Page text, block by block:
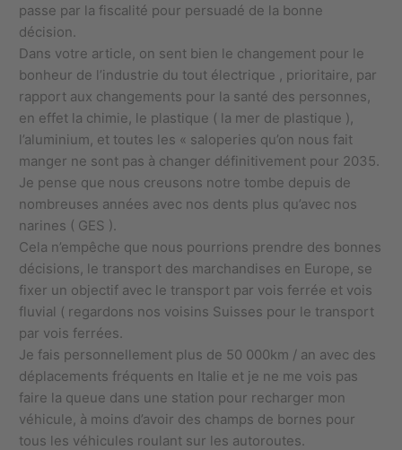
passe par la fiscalité pour persuadé de la bonne
décision.
Dans votre article, on sent bien le changement pour le
bonheur de l’industrie du tout électrique , prioritaire, par
rapport aux changements pour la santé des personnes,
en effet la chimie, le plastique ( la mer de plastique ),
l’aluminium, et toutes les « saloperies qu’on nous fait
manger ne sont pas à changer définitivement pour 2035.
Je pense que nous creusons notre tombe depuis de
nombreuses années avec nos dents plus qu’avec nos
narines ( GES ).
Cela n’empêche que nous pourrions prendre des bonnes
décisions, le transport des marchandises en Europe, se
fixer un objectif avec le transport par vois ferrée et vois
fluvial ( regardons nos voisins Suisses pour le transport
par vois ferrées.
Je fais personnellement plus de 50 000km / an avec des
déplacements fréquents en Italie et je ne me vois pas
faire la queue dans une station pour recharger mon
véhicule, à moins d’avoir des champs de bornes pour
tous les véhicules roulant sur les autoroutes.